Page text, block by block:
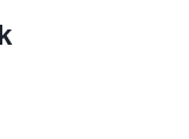
pred nákupom